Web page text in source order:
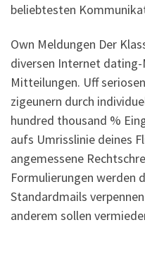
beliebtesten
Own Meldungen Der
diversen Internet
Mitteilungen. Uff
zigeunern durch
hundred thousand %
aufs Umrisslinie deines
angemessene
Formulierungen werden
Standardmails
anderem sollen